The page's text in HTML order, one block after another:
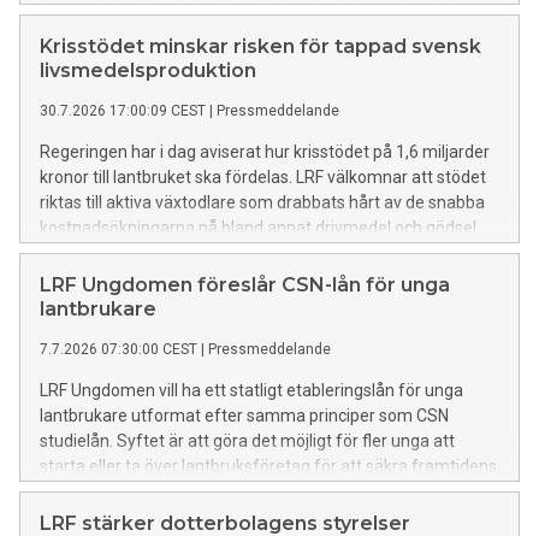
fortsätta arbetet för att minska riskerna för smittspridning
och stärka det svenska smittskyddet.
Krisstödet minskar risken för tappad svensk
livsmedelsproduktion
30.7.2026 17:00:09 CEST Pressmeddelande
Regeringen har i dag aviserat hur krisstödet på 1,6 miljarder
kronor till lantbruket ska fördelas. LRF välkomnar att stödet
riktas till aktiva växtodlare som drabbats hårt av de snabba
kostnadsökningarna på bland annat drivmedel och gödsel
med anledning av konflikten i Mellanöstern och stängningar
av Hormuzsundet. Beskedet är viktigt för att lindra den
akuta situationen och minska risken för långsiktiga
LRF Ungdomen föreslår CSN-lån för unga
lantbrukare
7.7.2026 07:30:00 CEST Pressmeddelande
LRF Ungdomen vill ha ett statligt etableringslån för unga
lantbrukare utformat efter samma principer som CSN
studielån. Syftet är att göra det möjligt för fler unga att
starta eller ta över lantbruksföretag för att säkra framtidens
livsmedelsproduktion och stärka Sveriges beredskap.
LRF stärker dotterbolagens styrelser